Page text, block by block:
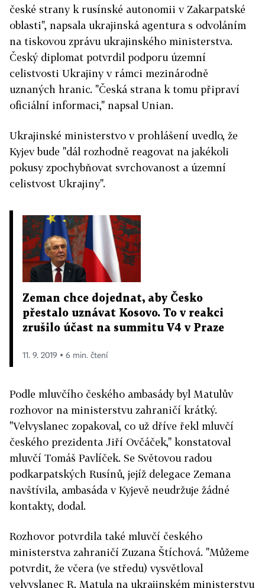
české strany k rusínské autonomii v Zakarpatské
oblasti", napsala ukrajinská agentura s odvoláním
na tiskovou zprávu ukrajinského ministerstva.
Český diplomat potvrdil podporu územní
celistvosti Ukrajiny v rámci mezinárodně
uznaných hranic. "Česká strana k tomu připraví
oficiální informaci," napsal Unian.
Ukrajinské ministerstvo v prohlášení uvedlo, že
Kyjev bude "dál rozhodně reagovat na jakékoli
pokusy zpochybňovat svrchovanost a územní
celistvost Ukrajiny".
Zeman chce dojednat, aby Česko
přestalo uznávat Kosovo. To v reakci
zrušilo účast na summitu V4 v Praze
11. 9. 2019 ▪ 6 min. čtení
Podle mluvčího českého ambasády byl Matulův
rozhovor na ministerstvu zahraničí krátký.
"Velvyslanec zopakoval, co už dříve řekl mluvčí
českého prezidenta Jiří Ovčáček," konstatoval
mluvčí Tomáš Pavlíček. Se Světovou radou
podkarpatských Rusínů, jejíž delegace Zemana
navštívila, ambasáda v Kyjevě neudržuje žádné
kontakty, dodal.
Rozhovor potvrdila také mluvčí českého
ministerstva zahraničí Zuzana Štíchová. "Můžeme
potvrdit, že včera (ve středu) vysvětloval
velvyslanec R. Matula na ukrajinském ministerstvu